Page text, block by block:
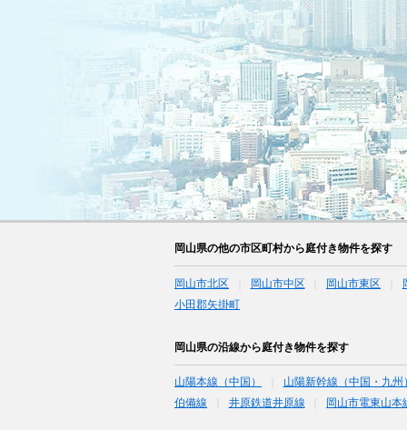
岡山県の他の市区町村から庭付き物件を探す
岡山市北区 岡山市中区 岡山市東区
小田郡矢掛町
岡山県の沿線から庭付き物件を探す
山陽本線（中国）
山陽新幹線（中国・九州
伯備線
井原鉄道井原線 岡山市電東山本